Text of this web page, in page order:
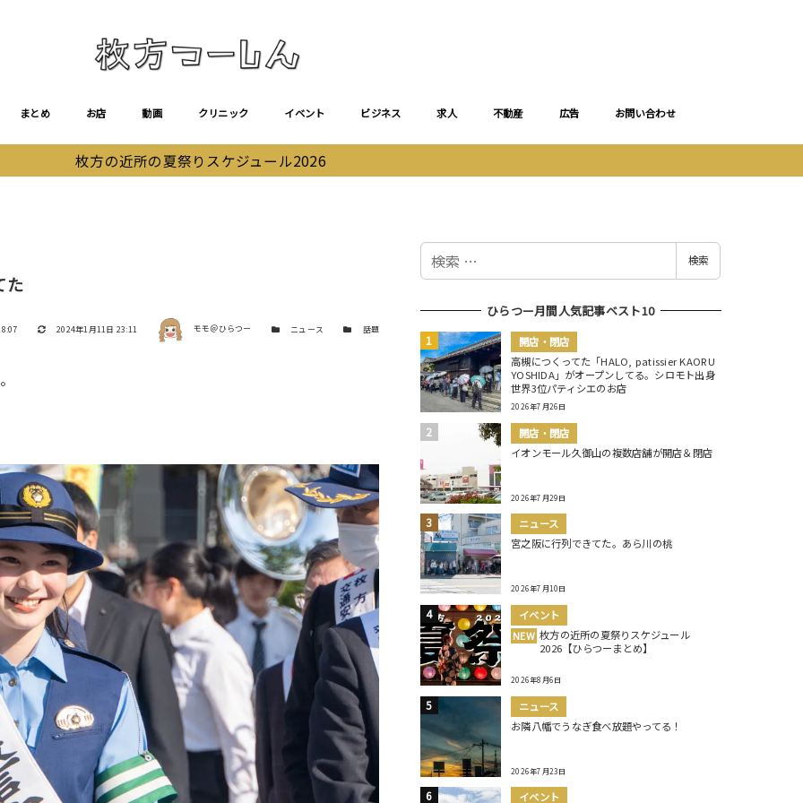
まとめ お店 動画 クリニック イベント ビジネス 求人 不動産 広告 お問い合わせ
枚方の近所の夏祭りスケジュール2026
た
更新日
2024年1月11日 23:11 著者 モモ＠ひらつー カテゴリー
ニュース カテゴリー
話題
検
検索
ひらつー月間人気記事ベスト10
開店・閉店
高槻につくってた「HALO, patissier KAORU
YOSHIDA」がオープンしてる。シロモト出身
世界3位パティシエのお店
2026年7月26日
開店・閉店
イオンモール久御山の複数店舗が開店＆閉店
2026年7月29日
ニュース
宮之阪に行列できてた。あら川の桃
2026年7月10日
イベント
NEW 枚方の近所の夏祭りスケジュール
2026【ひらつーまとめ】
2026年8月6日
ニュース
お隣八幡でうなぎ食べ放題やってる！
2026年7月23日
イベント